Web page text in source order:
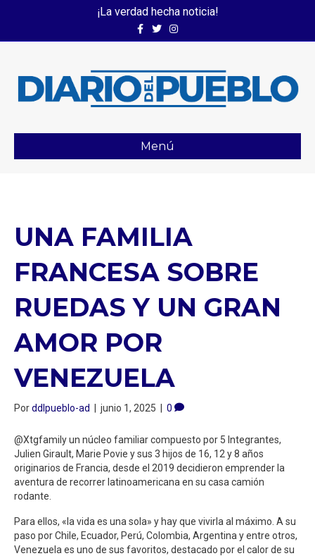
¡La verdad hecha noticia!
FacebookTwitterInstagram
Menú
UNA FAMILIA
FRANCESA SOBRE
RUEDAS Y UN GRAN
AMOR POR
VENEZUELA
Porddlpueblo-ad | junio 1, 2025 | 0
@Xtgfamily un núcleo familiar compuesto por 5 Integrantes,
Julien Girault, Marie Povie y sus 3 hijos de 16, 12 y 8 años
originarios de Francia, desde el 2019 decidieron emprender la
aventura de recorrer latinoamericana en su casa camión
rodante.
Para ellos, «la vida es una sola» y hay que vivirla al máximo. A su
paso por Chile, Ecuador, Perú, Colombia, Argentina y entre otros,
Venezuela es uno de sus favoritos, destacado por el calor de su